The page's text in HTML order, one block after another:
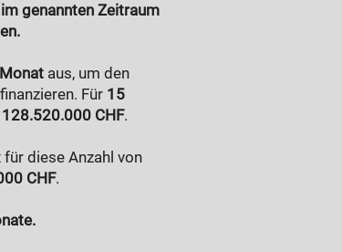
genannten Zeitraum
aus, um den
Für 15
128.520.000 CHF.
diese Anzahl von
CHF.